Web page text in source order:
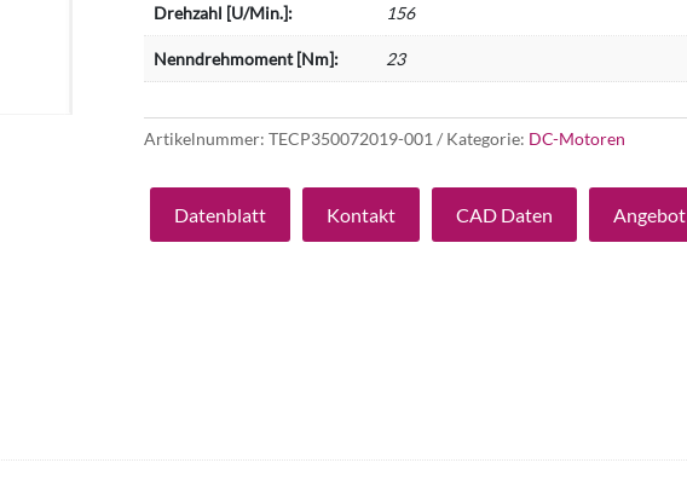
Drehzahl [U/Min.]: 156
Nenndrehmoment [Nm]: 23
Artikelnummer:TECP350072019-001 Kategorie: DC-Motoren
Datenblatt Kontakt CAD Daten Angebot